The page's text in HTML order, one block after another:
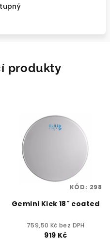
produkty
Gemini Kick 18" coated
759,50 Kč bez DPH
919 Kč
KÓD: 298